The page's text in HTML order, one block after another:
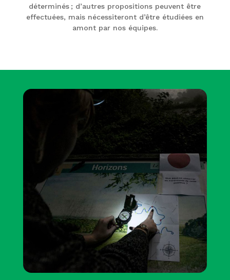
déterminés ; d’autres propositions peuvent être
effectuées, mais nécessiteront d’être étudiées en
amont par nos équipes.